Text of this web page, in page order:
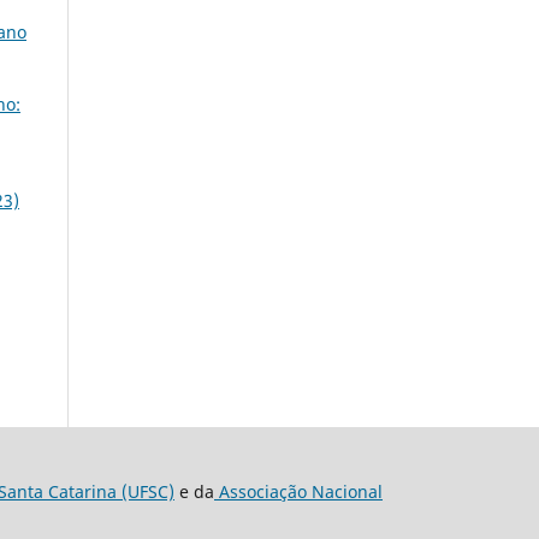
Catarina (UFSC) e da Associação Nacional